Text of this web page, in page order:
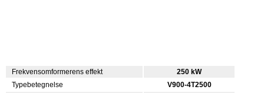
Frekvensomformerens effekt
250 kW
Typebetegnelse
V900-4T2500